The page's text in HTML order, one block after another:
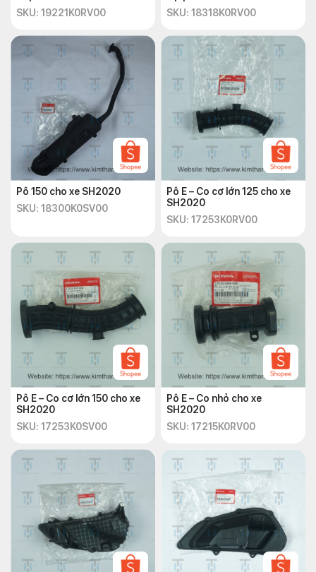
SKU: 19221K0RV00
SKU: 18318K0RV00
Pô 150 cho xe SH2020
SKU: 18300K0SV00
Pô E – Co cơ lớn 125 cho xe
SH2020
SKU: 17253K0RV00
Pô E – Co cơ lớn 150 cho xe
SH2020
SKU: 17253K0SV00
Pô E – Co nhỏ cho xe
SH2020
SKU: 17215K0RV00